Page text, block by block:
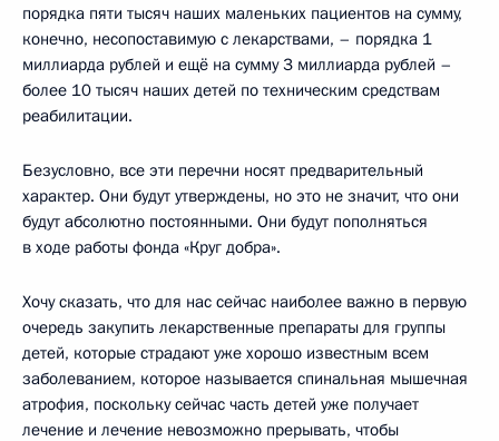
порядка пяти тысяч наших маленьких пациентов на сумму,
конечно, несопоставимую с лекарствами, – порядка 1
миллиарда рублей и ещё на сумму 3 миллиарда рублей –
более 10 тысяч наших детей по техническим средствам
реабилитации.
Безусловно, все эти перечни носят предварительный
характер. Они будут утверждены, но это не значит, что они
будут абсолютно постоянными. Они будут пополняться
в ходе работы фонда «Круг добра».
Хочу сказать, что для нас сейчас наиболее важно в первую
очередь закупить лекарственные препараты для группы
детей, которые страдают уже хорошо известным всем
заболеванием, которое называется спинальная мышечная
атрофия, поскольку сейчас часть детей уже получает
лечение и лечение невозможно прерывать, чтобы